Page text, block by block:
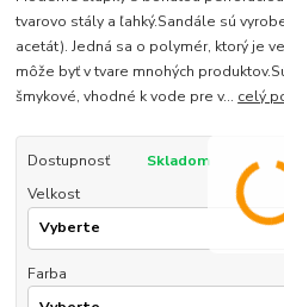
tvarovo stály a ľahký.Sandále sú
acetát). Jedná sa o polymér, ktorý je
môže byť v tvare mnohých
šmykové, vhodné k vode pre v... celý
Dostupnosť
Skladom
Velkost
Farba